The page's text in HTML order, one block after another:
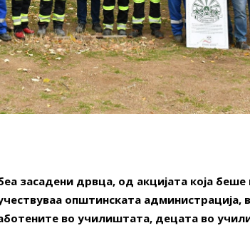
засадени дрвца, од акцијата која беше
општинската администрација,
во училиштата, децата во